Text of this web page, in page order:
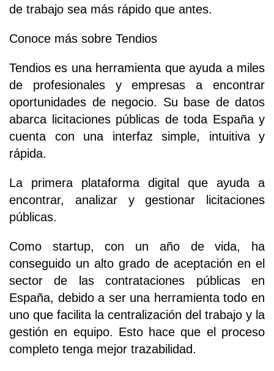
de trabajo sea más rápido que antes.
Conoce más sobre Tendios
Tendios es una herramienta que ayuda a miles
de profesionales y empresas a encontrar
oportunidades de negocio. Su base de datos
abarca licitaciones públicas de toda España y
cuenta con una interfaz simple, intuitiva y
rápida.
La primera plataforma digital que ayuda a
encontrar, analizar y gestionar licitaciones
públicas.
Como startup, con un año de vida, ha
conseguido un alto grado de aceptación en el
sector de las contrataciones públicas en
España, debido a ser una herramienta todo en
uno que facilita la centralización del trabajo y la
gestión en equipo. Esto hace que el proceso
completo tenga mejor trazabilidad.